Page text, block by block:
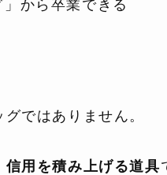
」から卒業できる
ではありません。
用を積み上げる道具